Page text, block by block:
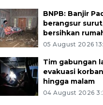
BNPB: Banjir
berangsur
bersihkan
05 August 2026
Tim gabungan
evakuasi
hingga malam
04 August 2026